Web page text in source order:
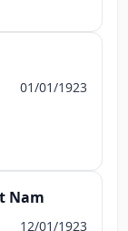
01/01/1923
Nam
12/01/1923